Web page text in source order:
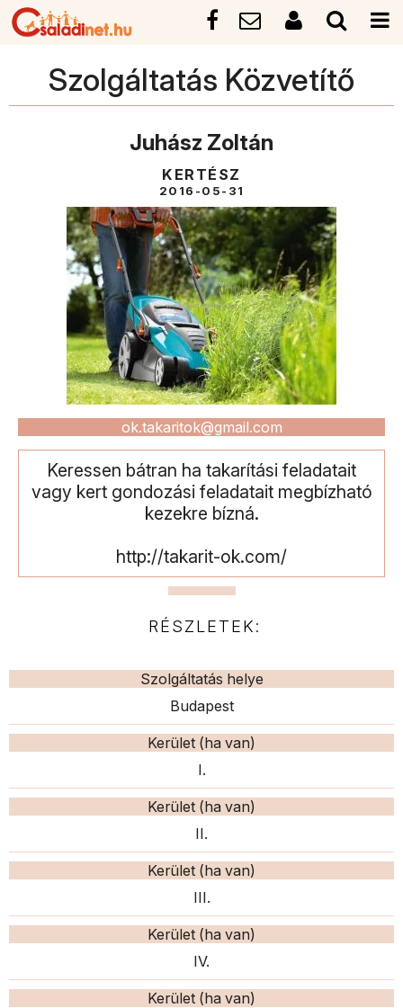
Szolgáltatás Közvetítő
Juhász Zoltán
KERTÉSZ
2016-05-31
ok.takaritok@gmail.com
Keressen bátran ha takarítási feladatait
vagy kert gondozási feladatait megbízható
kezekre bízná.
http://takarit-ok.com/
RÉSZLETEK:
Szolgáltatás helye
Budapest
Kerület (ha van)
I.
Kerület (ha van)
II.
Kerület (ha van)
III.
Kerület (ha van)
IV.
Kerület (ha van)